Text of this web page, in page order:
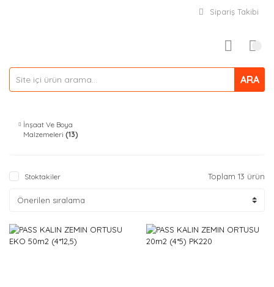
Sipariş Takibi
ARA
İnşaat Ve Boya
Malzemeleri (13)
Stoktakiler Toplam 13 ürün